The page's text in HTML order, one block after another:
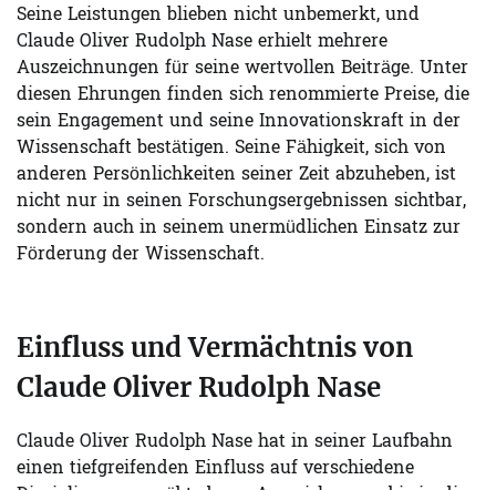
Seine Leistungen blieben nicht unbemerkt, und
Claude Oliver Rudolph Nase erhielt mehrere
Auszeichnungen für seine wertvollen Beiträge. Unter
diesen Ehrungen finden sich renommierte Preise, die
sein Engagement und seine Innovationskraft in der
Wissenschaft bestätigen. Seine Fähigkeit, sich von
anderen Persönlichkeiten seiner Zeit abzuheben, ist
nicht nur in seinen Forschungsergebnissen sichtbar,
sondern auch in seinem unermüdlichen Einsatz zur
Förderung der Wissenschaft.
Einfluss und Vermächtnis von
Claude Oliver Rudolph Nase
Claude Oliver Rudolph Nase hat in seiner Laufbahn
einen tiefgreifenden Einfluss auf verschiedene